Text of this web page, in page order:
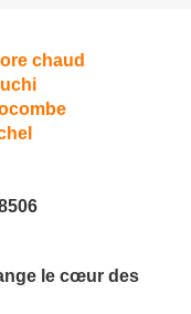
chaud
le cœur des